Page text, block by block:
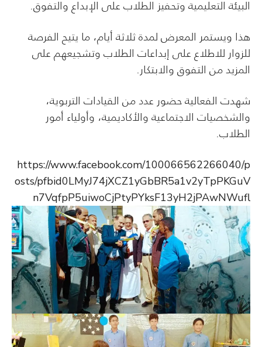
البيئة التعليمية وتحفيز الطلاب على الإبداع والتفوق.
هذا ويستمر المعرض لمدة ثلاثة أيام، ما يتيح الفرصة
للزوار للاطلاع على إبداعات الطلاب وتشجيعهم على
المزيد من التفوق والابتكار.
شهدت الفعالية حضور عدد من القيادات التربوية،
والشخصيات الاجتماعية والأكاديمية، وأولياء أمور
الطلاب.
https://www.facebook.com/100066562266040/p
osts/pfbid0LMyJ74jXCZ1yGbBR5a1v2yTpPKGuV
n7VqfpP5uiwoCjPtyPYksF13yH2jPAwNWufl